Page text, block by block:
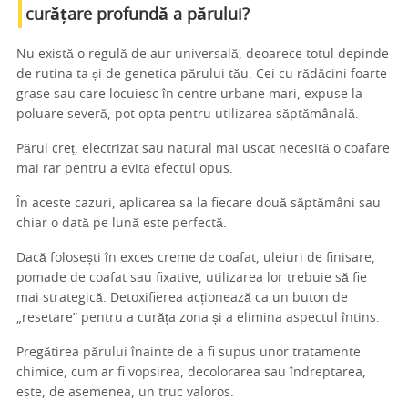
curățare profundă a părului?
Nu există o regulă de aur universală, deoarece totul depinde
de rutina ta și de genetica părului tău. Cei cu rădăcini foarte
grase sau care locuiesc în centre urbane mari, expuse la
poluare severă, pot opta pentru utilizarea săptămânală.
Părul creț, electrizat sau natural mai uscat necesită o coafare
mai rar pentru a evita efectul opus.
În aceste cazuri, aplicarea sa la fiecare două săptămâni sau
chiar o dată pe lună este perfectă.
Dacă folosești în exces creme de coafat, uleiuri de finisare,
pomade de coafat sau fixative, utilizarea lor trebuie să fie
mai strategică. Detoxifierea acționează ca un buton de
„resetare” pentru a curăța zona și a elimina aspectul întins.
Pregătirea părului înainte de a fi supus unor tratamente
chimice, cum ar fi vopsirea, decolorarea sau îndreptarea,
este, de asemenea, un truc valoros.